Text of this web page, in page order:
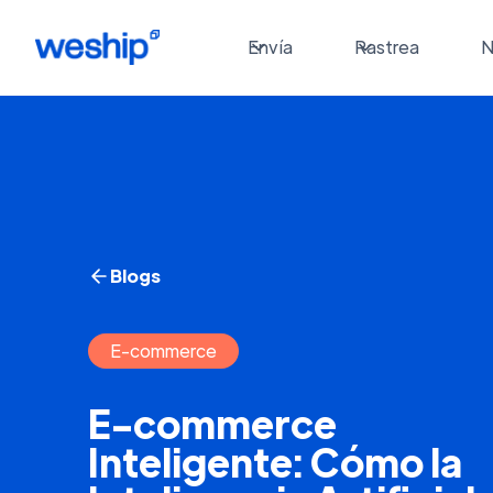
Envía Rastrea
Blogs
E-commerce
E-commerce
Inteligente: Cómo la